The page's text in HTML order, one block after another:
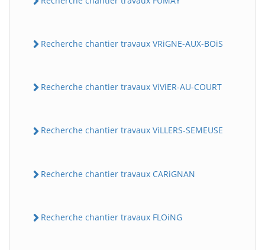
Recherche chantier travaux VRiGNE-AUX-BOiS
Recherche chantier travaux ViViER-AU-COURT
Recherche chantier travaux ViLLERS-SEMEUSE
Recherche chantier travaux CARiGNAN
Recherche chantier travaux FLOiNG